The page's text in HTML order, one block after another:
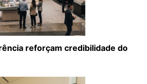
reforçam credibilidade do